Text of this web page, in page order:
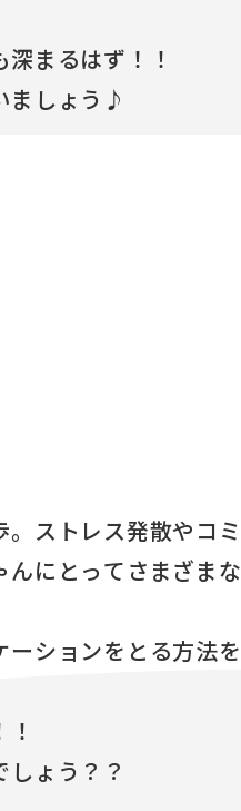
まるはず！！
ましょう♪
ストレス発散やコミ
んにとってさまざまな
ションをとる方法を
ょう？？